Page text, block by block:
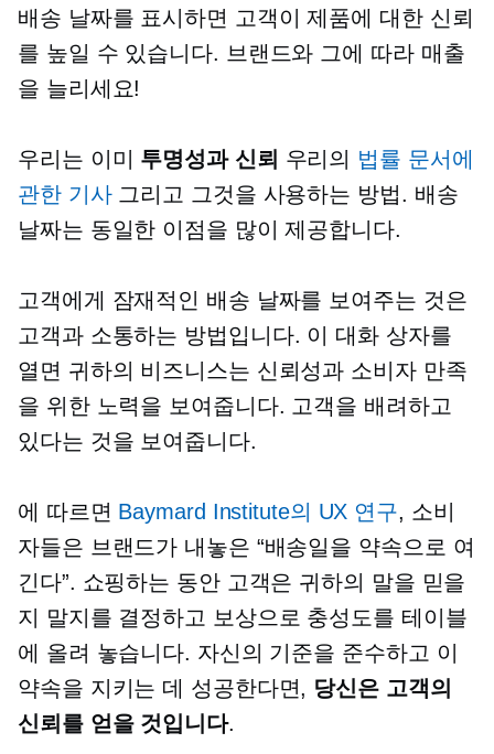
배송 날짜를 표시하면 고객이 제품에 대한 신뢰
를 높일 수 있습니다. 브랜드와 그에 따라 매출
을 늘리세요!
우리는 이미 투명성과 신뢰 우리의 법률 문서에
관한 기사그리고 그것을 사용하는 방법. 배송
날짜는 동일한 이점을 많이 제공합니다.
고객에게 잠재적인 배송 날짜를 보여주는 것은
고객과 소통하는 방법입니다. 이 대화 상자를
열면 귀하의 비즈니스는 신뢰성과 소비자 만족
을 위한 노력을 보여줍니다. 고객을 배려하고
있다는 것을 보여줍니다.
에 따르면 Baymard Institute의 UX 연구, 소비
자들은 브랜드가 내놓은 “배송일을 약속으로 여
긴다”. 쇼핑하는 동안 고객은 귀하의 말을 믿을
지 말지를 결정하고 보상으로 충성도를 테이블
에 올려 놓습니다. 자신의 기준을 준수하고 이
약속을 지키는 데 성공한다면, 당신은 고객의
신뢰를 얻을 것입니다.